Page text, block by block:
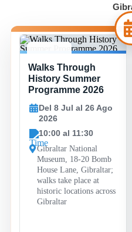
26 AGO
Walks Through
History Summer
Programme 2026
Del 8 Jul al 26 Ago
2026
10:00 al 11:30
Gibraltar National
Museum, 18-20 Bomb
House Lane, Gibraltar;
walks take place at
historic locations across
Gibraltar